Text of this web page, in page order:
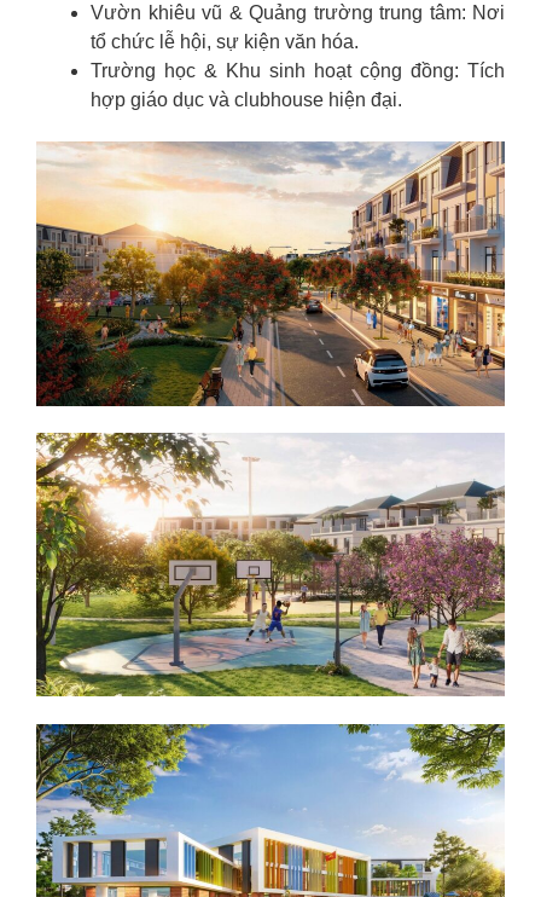
Vườn khiêu vũ & Quảng trường trung tâm: Nơi
tổ chức lễ hội, sự kiện văn hóa.
Trường học & Khu sinh hoạt cộng đồng: Tích
hợp giáo dục và clubhouse hiện đại.